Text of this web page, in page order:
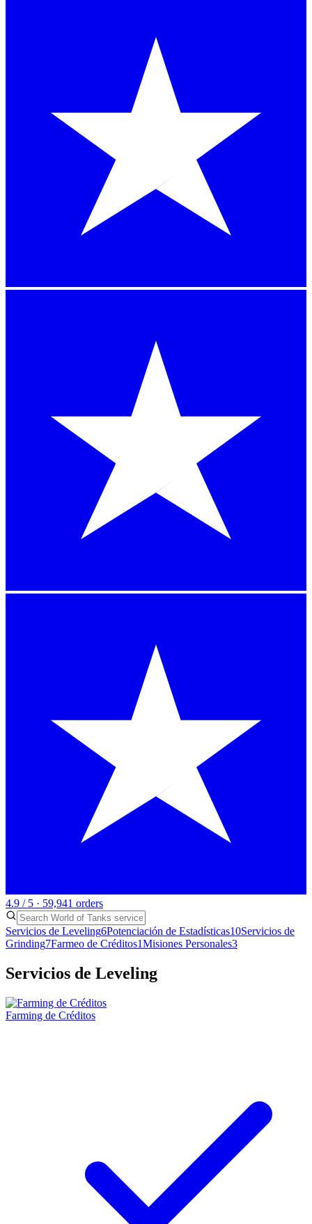
4.9 / 5 · 59,941 orders
Servicios de Leveling6Potenciación de Estadísticas10Servicios de
Grinding7Farmeo de Créditos1Misiones Personales3
Servicios de Leveling
Farming de Créditos